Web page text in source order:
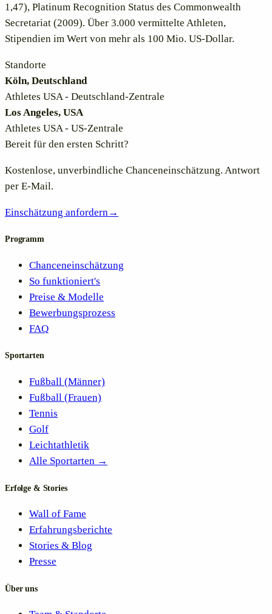
1,47), Platinum Recognition Status des Commonwealth
Secretariat (2009). Über 3.000 vermittelte Athleten,
Stipendien im Wert von mehr als 100 Mio. US-Dollar.
Standorte
Köln, Deutschland
Athletes USA - Deutschland-Zentrale
Los Angeles, USA
Athletes USA - US-Zentrale
Bereit für den ersten Schritt?
Kostenlose, unverbindliche Chanceneinschätzung. Antwort
per E-Mail.
Einschätzung anfordern →
Programm
Chanceneinschätzung
So funktioniert's
Preise & Modelle
Bewerbungsprozess
FAQ
Sportarten
Fußball (Männer)
Fußball (Frauen)
Tennis
Golf
Leichtathletik
Alle Sportarten →
Erfolge & Stories
Wall of Fame
Erfahrungsberichte
Stories & Blog
Presse
Über uns